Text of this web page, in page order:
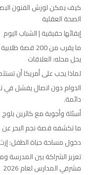
كيف يمكن لورش الفنون
الصحة العقلية
إبقائها حقيقية | الشباب اليوم
ما يقرب من
يحل محله: العلاقات
لماذا يجب على أمريكا أن
الدوام دون اتصال يفشل في
دائمة.
أسئلة وأجوبة مع كاثرين بلوج
ما تكشفه قصة نجم البحر عن
دخول مساحة حياة الطفل:
تعزيز الشراكة بين المدرسة
مشرفي المدارس لعام 2026